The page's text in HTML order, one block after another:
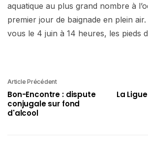
aquatique au plus grand nombre à
premier jour de baignade en plein
vous le 4 juin à 14 heures, les pieds
Article Précédent
Bon-Encontre : dispute
conjugale sur fond
d'alcool
La